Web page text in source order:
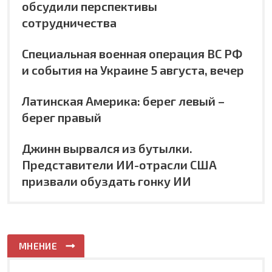
обсудили перспективы
сотрудничества
Специальная военная операция ВС РФ
и события на Украине 5 августа, вечер
Латинская Америка: берег левый –
берег правый
Джинн вырвался из бутылки.
Представители ИИ-отрасли США
призвали обуздать гонку ИИ
МНЕНИЕ